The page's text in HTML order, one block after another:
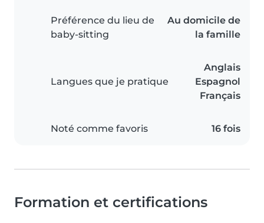
Préférence du lieu de
baby-sitting
Au domicile de
la famille
Langues que je pratique
Anglais
Espagnol
Français
Noté comme favoris 16 fois
Formation et certifications